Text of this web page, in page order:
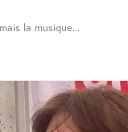
la musique...